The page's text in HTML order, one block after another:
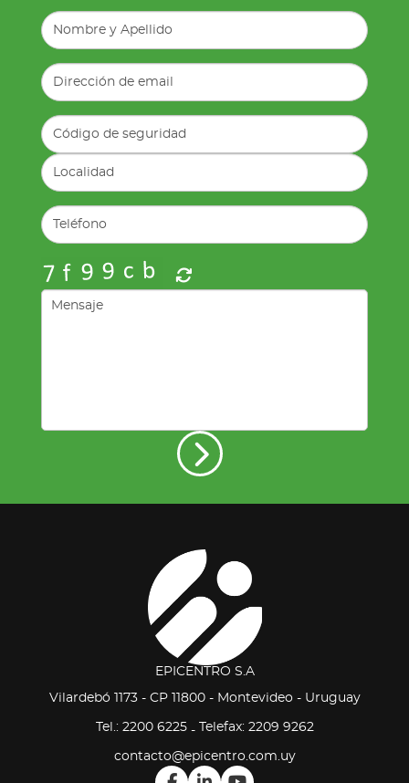
EPICENTRO S.A
Vilardebó 1173 - CP 11800 - Montevideo - Uruguay
Tel.: 2200 6225- Telefax: 2209 9262
contacto@epicentro.com.uy